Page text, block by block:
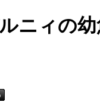
ィの幼